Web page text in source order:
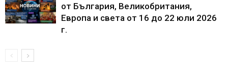
от България, Великобритания,
Европа и света от 16 до 22 юли 2026
г.